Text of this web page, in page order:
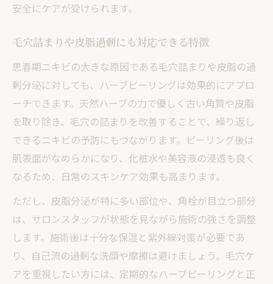
安全にケアが受けられます。
毛穴詰まりや皮脂過剰にも対応できる特徴
思春期ニキビの大きな原因である毛穴詰まりや皮脂の過
剰分泌に対しても、ハーブピーリングは効果的にアプロ
ーチできます。天然ハーブの力で優しく古い角質や皮脂
を取り除き、毛穴の詰まりを改善することで、繰り返し
できるニキビの予防にもつながります。ピーリング後は
肌表面がなめらかになり、化粧水や美容液の浸透も良く
なるため、日常のスキンケア効果も高まります。
ただし、皮脂分泌が特に多い部位や、角栓が目立つ部分
は、サロンスタッフが状態を見ながら施術の強さを調整
します。施術後は十分な保湿と紫外線対策が必要であ
り、自己流の過剰な洗顔や摩擦は避けましょう。毛穴ケ
アを重視したい方には、定期的なハーブピーリングと正